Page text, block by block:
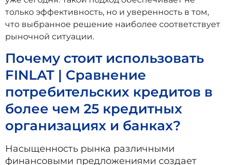
только эффективность, но и уверенность в том,
что выбранное решение наиболее соответствует
рыночной ситуации.
Почему стоит использовать
FINLAT | Сравнение
потребительских кредитов в
более чем 25 кредитных
организациях и банках?
Насыщенность рынка различными
финансовыми предложениями создает